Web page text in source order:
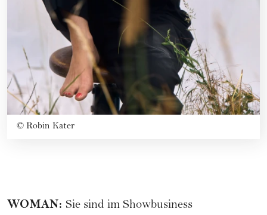
© Robin Kater
WOMAN: Sie sind im Showbusiness